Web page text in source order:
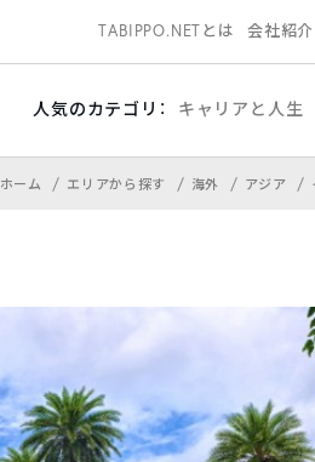
TABIPPO.NETとは 会社紹介
人気のカテゴリ： キャリアと人生
ホーム エリアから探す 海外 アジア